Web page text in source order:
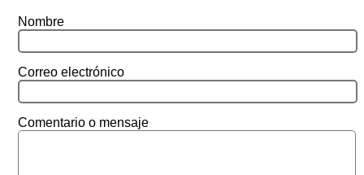
Nombre
Correo electrónico
Comentario o mensaje